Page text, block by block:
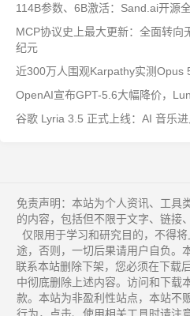
114B参数、6B激活：Sand.ai开源
MCP协议史上最大更新：全面转向
纪元
近300万人围观Karpathy实测Opus
OpenAI宣布GPT-5.6大幅降价，
谷歌 Lyria 3.5 正式上线：AI 音乐
免责声明：本站为个人资讯、工具
的内容，包括但不限于文字、链接
仅限用于学习和研究目的，不得
途，否则，一切后果请用户自负。
联系本站删除下架，您必须在下载
中彻底删除上述内容。访问和下载
款。本站为非盈利性站点，本站不